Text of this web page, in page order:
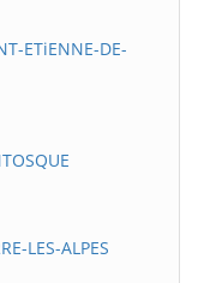
ETiENNE-DE-
LES-ALPES